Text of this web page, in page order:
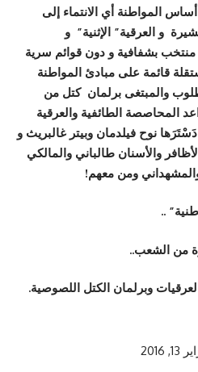
المواطنة أي الانتماء إلى
و العرقية” الإثنية” و
بشفافية و دون قوائم سرية
قائمة على مبادئ المواطنة
والمبتغى برلمان كتل من
المحاصصة الطائفية والعرقية
نوح فيلدمان وبيتر غالبريث و
والأسنان طالباني والمالكي
والمشهداني ومن معهم!
..
من الشعب..
وبرلمان الكتل اللصوصية.
2016